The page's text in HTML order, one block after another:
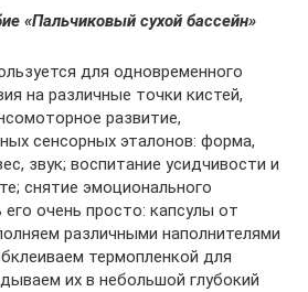
«Пальчиковый сухой бассейн»
для одновременного
на различные точки кистей,
развитие,
сенсорных эталонов: форма,
звук; воспитание усидчивости и
снятие эмоционального
очень просто: капсулы от
различными наполнителями
термопленкой для
их в небольшой глубокий